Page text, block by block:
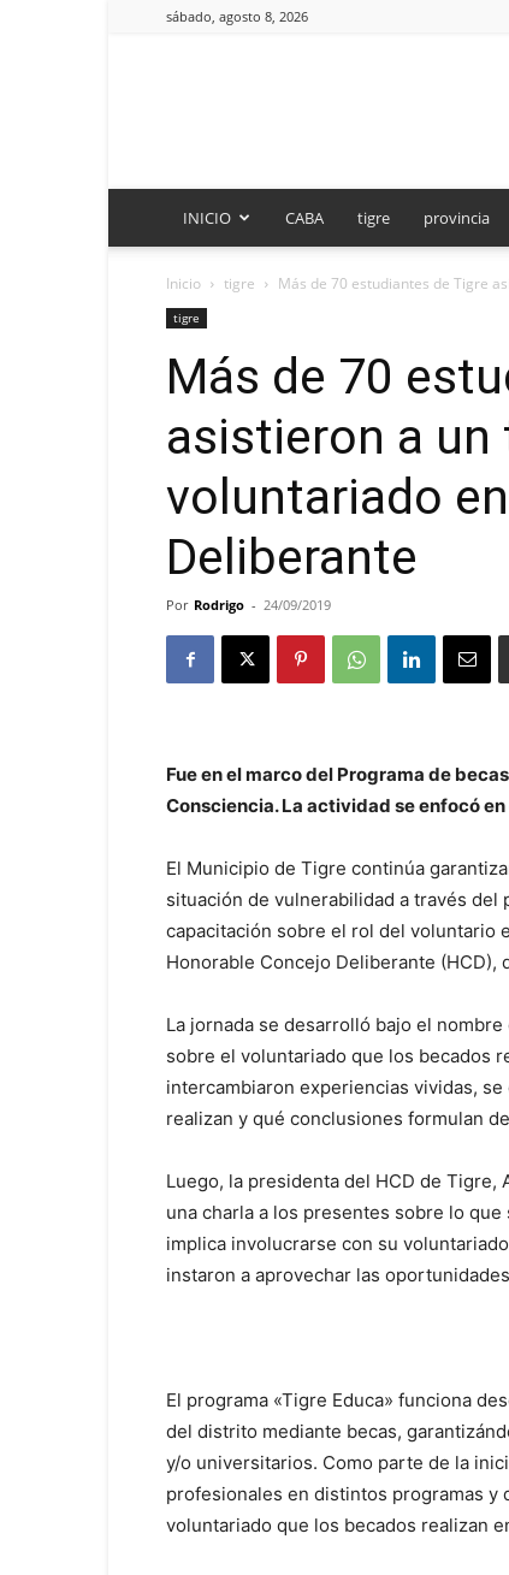
sábado, agosto 8, 2026
INICIO CABA tigre provincia
Inicio tigre Más de 70 estudiantes de Tigre
tigre
Más de 70
asistieron a un
voluntariado
Deliberante
Por Rodrigo - 24/09/2019
Fue en el marco del Programa de
Consciencia. La actividad se enfocó
El Municipio de Tigre continúa
situación de vulnerabilidad a través del
capacitación sobre el rol del voluntario
Honorable Concejo Deliberante
La jornada se desarrolló bajo el
sobre el voluntariado que los becados
intercambiaron experiencias vividas,
realizan y qué conclusiones formulan
Luego, la presidenta del HCD de Tigre,
una charla a los presentes sobre lo
implica involucrarse con su
instaron a aprovechar las
El programa «Tigre Educa» funciona
del distrito mediante becas,
y/o universitarios. Como parte de la
profesionales en distintos programas y
voluntariado que los becados realizan